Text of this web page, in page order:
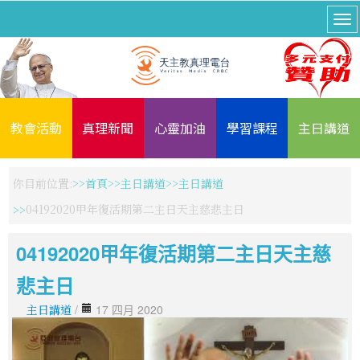
教會活動 真理新聞 心靈加油 學習課程 主日講道
你目前位置: 首頁 主日講道
主日講道
04192020甲年復活期第二主日天主慈悲主日
04192020甲年復活期第二主日天主慈
悲主日
主日講道 / 17 四月 2020